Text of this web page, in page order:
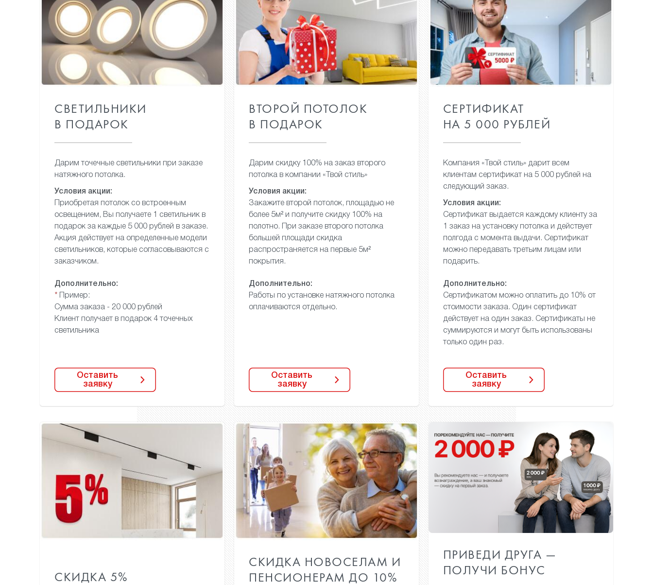
СВЕТИЛЬНИКИ
В ПОДАРОК
Дарим точечные светильники при заказе
натяжного потолка.
Условия акции:
Приобретая потолок со встроенным
освещением, Вы получаете 1 светильник в
подарок за каждые 5 000 рублей в заказе.
Акция действует на определенные модели
светильников, которые согласовываются с
заказчиком.
Дополнительно:
* Пример:
Сумма заказа - 20 000 рублей
Клиент получает в подарок 4 точечных
светильника
Оставить
заявку
ВТОРОЙ ПОТОЛОК
В ПОДАРОК
Дарим скидку 100% на заказ второго
потолка в компании «Твой стиль»
Условия акции:
Закажите второй потолок, площадью не
более 5м² и получите скидку 100% на
полотно. При заказе второго потолка
большей площади скидка
распространяется на первые 5м²
покрытия.
Дополнительно:
Работы по установке натяжного потолка
оплачиваются отдельно.
Оставить
заявку
СЕРТИФИКАТ
НА 5 000 РУБЛЕЙ
Компания «Твой стиль» даритвсем
клиентам сертификатна 5 000 рублей на
следующий заказ.
Условия акции:
Сертификат выдается каждомуклиенту за
1 заказ на установкупотолка и действует
полгодас момента выдачи. Сертификат
можно передавать третьим лицам или
подарить.
Дополнительно:
Сертификатом можно оплатитьдо 10% от
стоимости заказа. Один сертификат
действуетна один заказ. Сертификаты не
суммируются и могут бытьиспользованы
только один раз.
Оставить
заявку
СКИДКА 5%
СКИДКА НОВОСЕЛАМ И
ПЕНСИОНЕРАМ ДО 10%
ПРИВЕДИ ДРУГА —
ПОЛУЧИ БОНУС